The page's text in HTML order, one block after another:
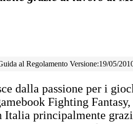
al Regolamento Versione:19/05/
dalla passione per i
Fighting Fantasy,
Italia principalmente